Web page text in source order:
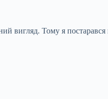
вигляд. Тому я